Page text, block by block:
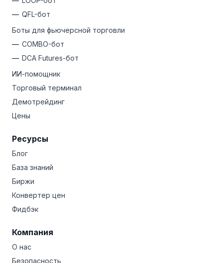
QFL-бот
Боты для фьючерсной торговли
COMBO-бот
DCA Futures-бот
ИИ-помощник
Торговый терминал
Демотрейдинг
Цены
Ресурсы
Блог
База знаний
Биржи
Конвертер цен
Фидбэк
Компания
О нас
Безопасность